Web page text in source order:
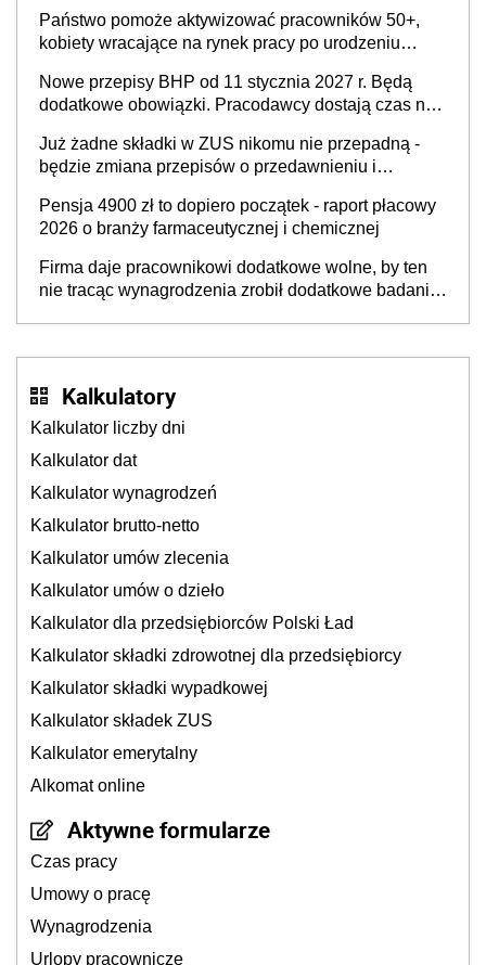
Państwo pomoże aktywizować pracowników 50+,
kobiety wracające na rynek pracy po urodzeniu
neuroatypowe. Powstanie Fundusz na rzecz
Inkluzywności w Zatrudnianiu?
Nowe przepisy BHP od 11 stycznia 2027 r. Będą
dodatkowe obowiązki. Pracodawcy dostają czas na
Już żadne składki w ZUS nikomu nie przepadną -
będzie zmiana przepisów o przedawnieniu i
Pensja 4900 zł to dopiero początek - raport płacowy
2026 o branży farmaceutycznej i chemicznej
Firma daje pracownikowi dodatkowe wolne, by ten
nie tracąc wynagrodzenia zrobił dodatkowe badania.
Kalkulatory
Kalkulator liczby dni
Kalkulator dat
Kalkulator wynagrodzeń
Kalkulator brutto-netto
Kalkulator umów zlecenia
Kalkulator umów o dzieło
Kalkulator dla przedsiębiorców Polski Ład
Kalkulator składki zdrowotnej dla przedsiębiorcy
Kalkulator składki wypadkowej
Kalkulator składek ZUS
Kalkulator emerytalny
Alkomat online
Aktywne formularze
Czas pracy
Umowy o pracę
Wynagrodzenia
Urlopy pracownicze